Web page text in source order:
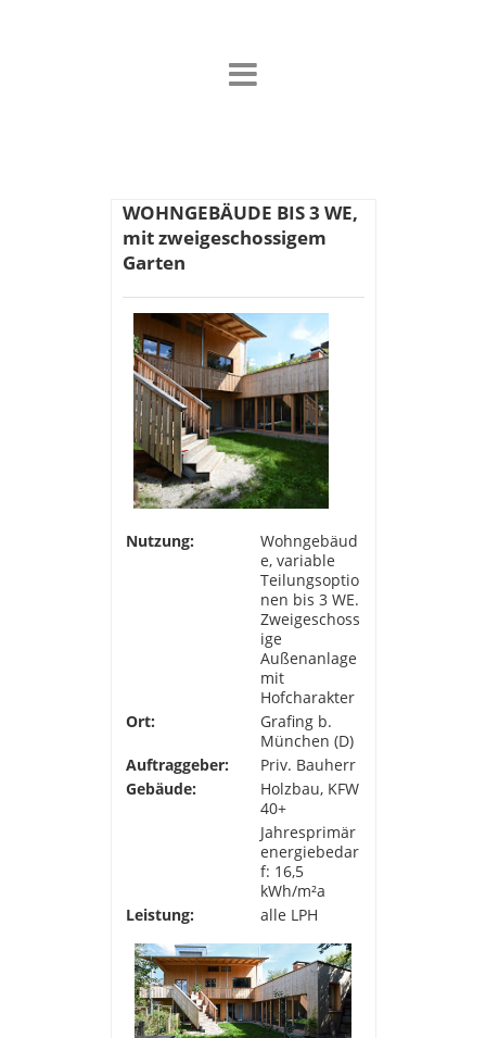
WOHNGEBÄUDE BIS 3 WE,
mit zweigeschossigem
Garten
Nutzung:
Wohngebäud
e, variable
Teilungsoptio
nen bis 3 WE.
Zweigeschoss
ige
Außenanlage
mit
Hofcharakter
Ort:
Grafing b.
München (D)
Auftraggeber:
Priv. Bauherr
Gebäude:
Holzbau, KFW
40+
Jahresprimär
energiebedar
f: 16,5
kWh/m²a
Leistung:
alle LPH